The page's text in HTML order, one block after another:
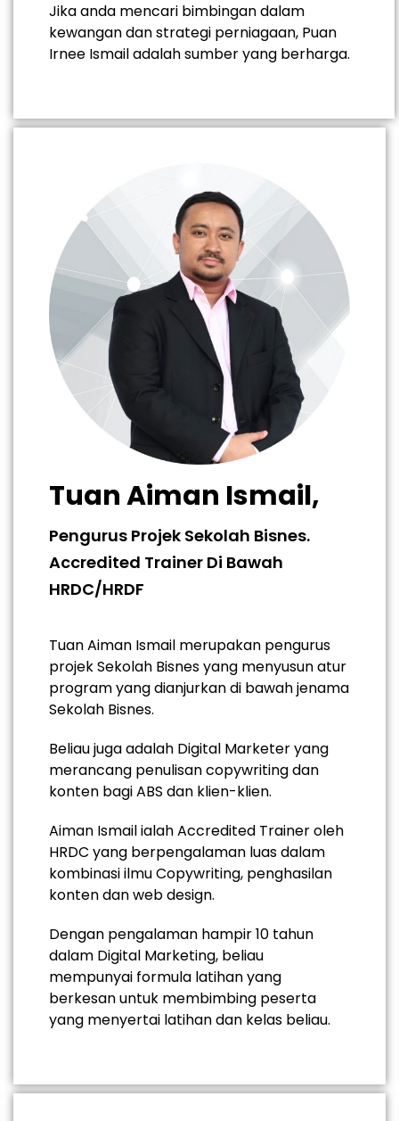
Jika anda mencari bimbingan dalam
kewangan dan strategi perniagaan, Puan
Irnee Ismail adalah sumber yang berharga.
Tuan Aiman Ismail,
Pengurus Projek Sekolah Bisnes.
Accredited Trainer Di Bawah
HRDC/HRDF
Tuan Aiman Ismail merupakan pengurus
projek Sekolah Bisnes yang menyusun atur
program yang dianjurkan di bawah jenama
Sekolah Bisnes.
Beliau juga adalah Digital Marketer yang
merancang penulisan copywriting dan
konten bagi ABS dan klien-klien.
Aiman Ismail ialah Accredited Trainer oleh
HRDC yang berpengalaman luas dalam
kombinasi ilmu Copywriting, penghasilan
konten dan web design.
Dengan pengalaman hampir 10 tahun
dalam Digital Marketing, beliau
mempunyai formula latihan yang
berkesan untuk membimbing peserta
yang menyertai latihan dan kelas beliau.